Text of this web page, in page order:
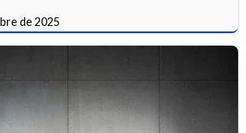
de 2025